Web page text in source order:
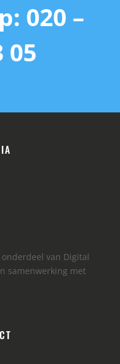
020 –
05
van Digital
samenwerking met